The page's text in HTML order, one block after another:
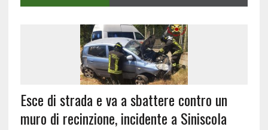
Esce di strada e va a sbattere contro un
muro di recinzione, incidente a Siniscola